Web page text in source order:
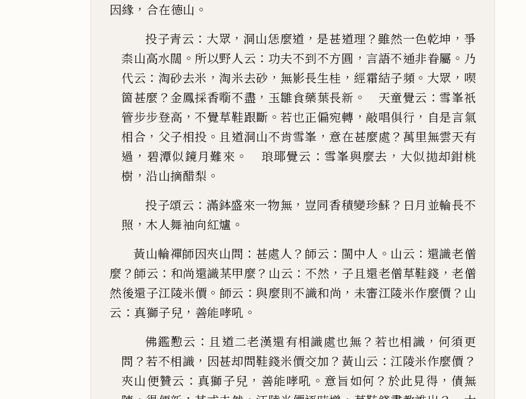
因緣 ， 合在德山 。
投子青云 ： 大眾 ， 洞山恁麼道 ， 是甚道理 ？雖然一色乾坤 ， 爭
柰山高水闊 。 所以野人云 ： 功夫不到不方圓 ， 言語不通非眷屬 。 乃
代云 ： 淘砂去米 ， 淘米去砂 ， 無影長生桂 ， 經霜結子頻 。 大眾 ， 喫
箇甚麼 ？ 金鳳採香㘅不盡 ， 玉雛食藥葉長新 。 天童覺云 ： 雪峯祇
管步步登高 ，不覺草鞋跟斷 。若也正偏宛轉 ，敲唱俱行 ， 自是言氣
相合 ， 父子相投 。 且道洞山不肯雪峯 ， 意在甚麼處 ？ 萬里無雲天有
過 ， 碧潭似鏡月難來 。 琅瑘覺云 ： 雪峯與麼去 ， 大似拋却鉗桃
樹 ， 沿山摘醋梨 。
投子頌云 ： 滿鉢盛來一物無 ， 豈同香積變珍蘇 ？ 日月並輪長不
照 ， 木人舞袖向紅爐 。
黃山輪禪師因夾山問 ： 甚處人 ？ 師云 ： 閩中人 。 山云 ： 還識老僧
麼 ？ 師云 ： 和尚還識某甲麼 ？ 山云 ： 不然 ， 子且還老僧草鞋錢 ， 老僧
然後還子江陵米價 。 師云 ：與麼則不識和尚 ， 未審江陵米作麼價 ？ 山
云 ： 真獅子兒 ， 善能哮吼 。
佛鑑懃云 ： 且道二老漢還有相識處也無 ？ 若也相識 ， 何須更
問 ？若不相識 ， 因甚却問鞋錢米價交加 ？ 黃山云 ： 江陵米作麼價 ？
夾山便贊云 ： 真獅子兒 ， 善能哮吼 。 意旨如何 ？ 於此見得 ， 債無